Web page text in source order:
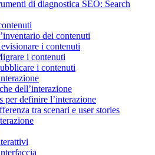
di diagnostica SEO: Search
dei contenuti
i contenuti
i contenuti
i contenuti
dell’interazione
per definire l’interazione
tra scenari e user stories